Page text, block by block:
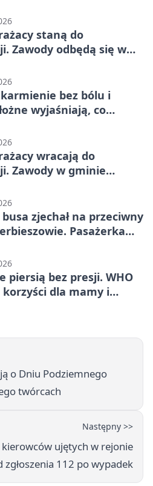
staną do
Zawody odbędą się w
bez bólu i
wyjaśniają, co
wracają do
Zawody w gminie
zjechał na przeciwny
Pasażerka
piersią bez presji. WHO
dla mamy i
o Dniu Podziemnego
twórcach
Następny >>
ujętych w rejonie
zgłoszenia 112 po wypadek